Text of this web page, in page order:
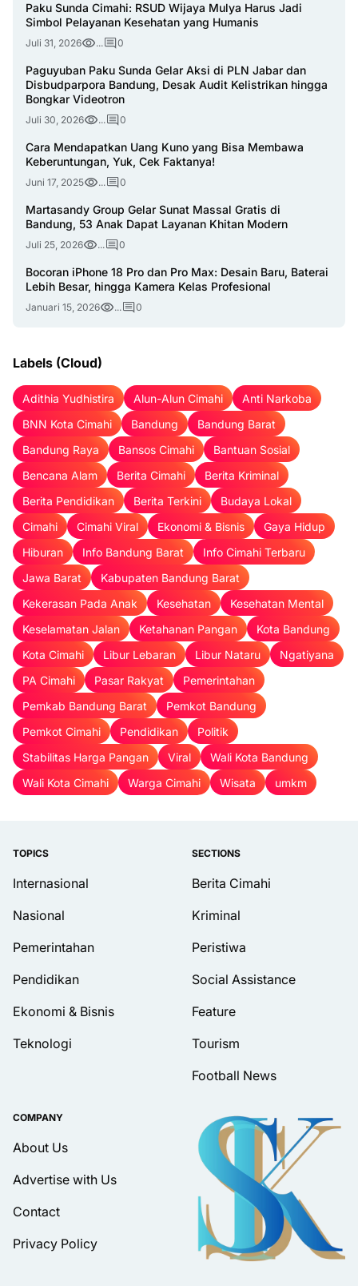
Paku Sunda Cimahi: RSUD Wijaya Mulya Harus Jadi
Simbol Pelayanan Kesehatan yang Humanis
Juli 31, 2026 ... 0
Paguyuban Paku Sunda Gelar Aksi di PLN Jabar dan
Disbudparpora Bandung, Desak Audit Kelistrikan hingga
Bongkar Videotron
Juli 30, 2026 ... 0
Cara Mendapatkan Uang Kuno yang Bisa Membawa
Keberuntungan, Yuk, Cek Faktanya!
Juni 17, 2025 ... 0
Martasandy Group Gelar Sunat Massal Gratis di
Bandung, 53 Anak Dapat Layanan Khitan Modern
Juli 25, 2026 ... 0
Bocoran iPhone 18 Pro dan Pro Max: Desain Baru, Baterai
Lebih Besar, hingga Kamera Kelas Profesional
Januari 15, 2026 ... 0
Labels (Cloud)
Adithia Yudhistira Alun-Alun Cimahi
Anti Narkoba
BNN Kota Cimahi
Bandung
Bandung Barat
Bandung Raya
Bansos Cimahi
Bantuan Sosial
Bencana Alam
Berita Cimahi
Berita Kriminal
Berita Pendidikan
Berita Terkini
Budaya Lokal
Cimahi
Cimahi Viral Ekonomi & Bisnis
Gaya Hidup
Hiburan
Info Bandung Barat
Info Cimahi Terbaru
Jawa Barat
Kabupaten Bandung Barat
Kekerasan Pada Anak
Kesehatan
Kesehatan Mental
Keselamatan Jalan
Ketahanan Pangan
Kota Bandung
Kota Cimahi
Libur Lebaran Libur Nataru
Ngatiyana
PA Cimahi
Pasar Rakyat
Pemerintahan
Pemkab Bandung Barat
Pemkot Bandung
Pemkot Cimahi
Pendidikan
Politik
Stabilitas Harga Pangan
Viral
Wali Kota Bandung
Wali Kota Cimahi
Warga Cimahi Wisata umkm
TOPICS
Internasional
Nasional
Pemerintahan
Pendidikan
Ekonomi & Bisnis
Teknologi
SECTIONS
Berita Cimahi
Kriminal
Peristiwa
Social Assistance
Feature
Tourism
Football News
COMPANY
About Us
Advertise with Us
Contact
Privacy Policy